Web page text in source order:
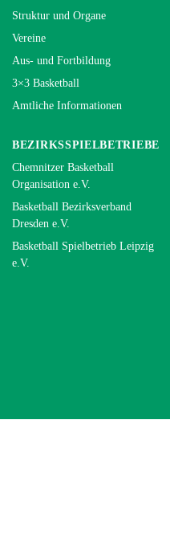
Struktur und Organe
Vereine
Aus- und Fortbildung
3×3 Basketball
Amtliche Informationen
BEZIRKSSPIELBETRIEBE
Chemnitzer Basketball
Organisation e.V.
Basketball Bezirksverband
Dresden e.V.
Basketball Spielbetrieb Leipzig
e.V.